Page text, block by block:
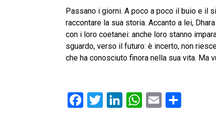
Passano i giorni. A poco a poco il buio e il
raccontare la sua storia. Accanto a lei,
con i loro coetanei: anche loro stanno
sguardo, verso il futuro: è incerto, non
che ha conosciuto finora nella sua vita. Ma
F
T
Li W E